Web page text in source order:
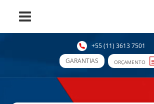
+55 (11) 3613 7501
GARANTIAS
ORÇAMENTO